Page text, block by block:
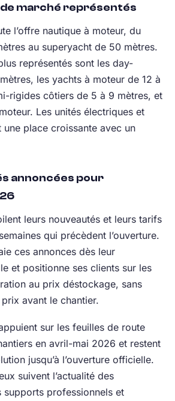
marché représentés
l’offre nautique à moteur, du
au superyacht de 50 mètres.
représentés sont les day-
les yachts à moteur de 12 à
rigides côtiers de 5 à 9 mètres, et
Les unités électriques et
place croissante avec un
annoncées pour
leurs nouveautés et leurs tarifs
qui précèdent l’ouverture.
ces annonces dès leur
et positionne ses clients sur les
au prix déstockage, sans
avant le chantier.
sur les feuilles de route
en avril-mai 2026 et restent
jusqu’à l’ouverture officielle.
suivent l’actualité des
supports professionnels et